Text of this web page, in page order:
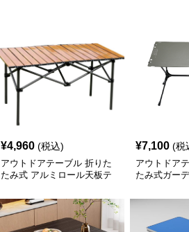
¥4,960 (税込)
アウトドアテーブル 折りた
たみ式 アルミロール天板テ
¥7,100 (税
アウトドア
たみ式ガー